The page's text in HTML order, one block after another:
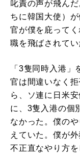
叱責の声が飛ん
ちに韓国大使）
官が僕を庇って
職を飛ばされてい
「3隻同時入港
官は間違いなく
ら、ソ連に日米
に、3隻入港の個
なかった。僕の
えていた。僕が
不正直なやり方